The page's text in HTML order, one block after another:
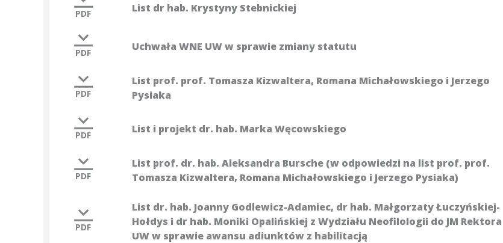
PDF List dr hab. Krystyny Stebnickiej
PDF Uchwała WNE UW w sprawie zmiany statutu
PDF
List prof. prof. Tomasza Kizwaltera, Romana Michałowskiego i Jerzego
Pysiaka
PDF List i projekt dr. hab. Marka Węcowskiego
PDF
List prof. dr. hab. Aleksandra Bursche (w odpowiedzi na list prof. prof.
Tomasza Kizwaltera, Romana Michałowskiego i Jerzego Pysiaka)
PDF
List dr. hab. Joanny Godlewicz-Adamiec, dr hab. Małgorzaty Łuczyńskiej-
Hołdys i dr hab. Moniki Opalińskiej z Wydziału Neofilologii do JM Rektora
UW w sprawie awansu adiunktów z habilitacją